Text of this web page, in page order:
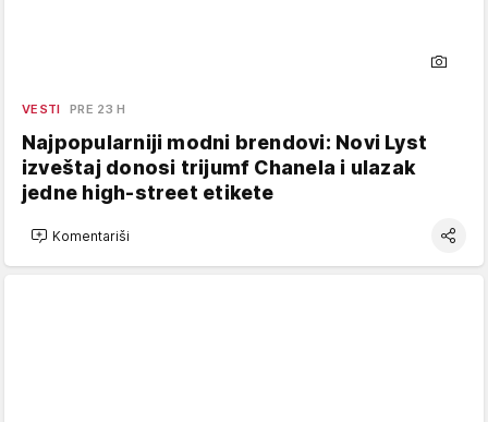
VESTI PRE 23 H
Najpopularniji modni brendovi: Novi Lyst
izveštaj donosi trijumf Chanela i ulazak
jedne high-street etikete
Komentariši